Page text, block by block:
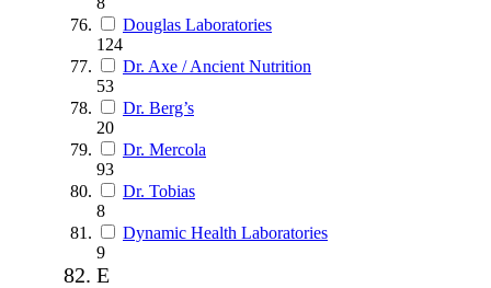
Douglas Laboratories
124
Dr. Axe / Ancient Nutrition
53
Dr. Berg’s
20
Dr. Mercola
93
Dr. Tobias
8
Dynamic Health Laboratories
9
E